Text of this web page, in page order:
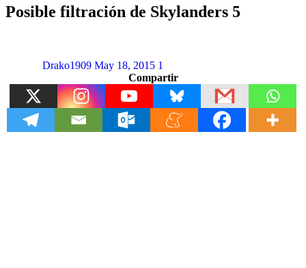
Posible filtración de Skylanders 5
Drako1909 May 18, 2015 1
Compartir